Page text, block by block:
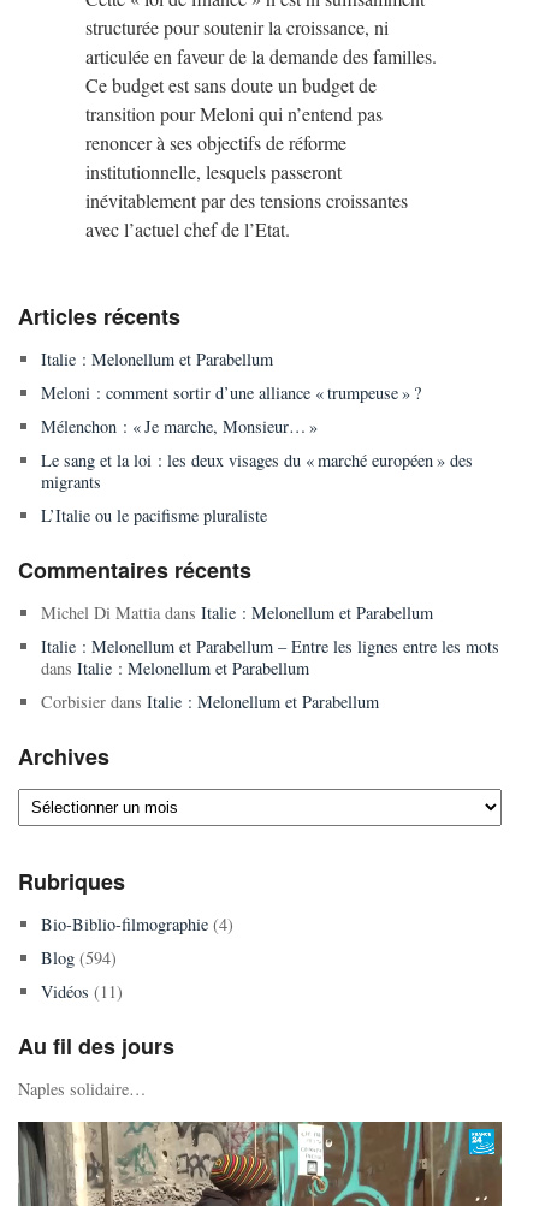
structurée pour soutenir la croissance, ni
articulée en faveur de la demande des familles.
Ce budget est sans doute un budget de
transition pour Meloni qui n’entend pas
renoncer à ses objectifs de réforme
institutionnelle, lesquels passeront
inévitablement par des tensions croissantes
avec l’actuel chef de l’Etat.
Articles récents
Italie : Melonellum et Parabellum
Meloni : comment sortir d’une alliance « trumpeuse » ?
Mélenchon : « Je marche, Monsieur… »
Le sang et la loi : les deux visages du « marché européen » des
migrants
L’Italie ou le pacifisme pluraliste
Commentaires récents
Michel Di Mattiadans Italie : Melonellum et Parabellum
Italie : Melonellum et Parabellum – Entre les lignes entre les mots
dans Italie : Melonellum et Parabellum
Corbisierdans Italie : Melonellum et Parabellum
Archives
Archives
Rubriques
Bio-Biblio-filmographie(4)
Blog(594)
Vidéos (11)
Au fil des jours
Naples solidaire…
Lecteur
vidéo